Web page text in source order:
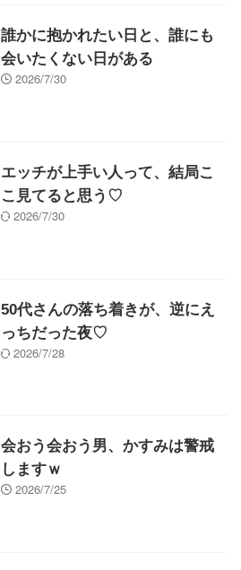
誰かに抱かれたい日と、誰にも
会いたくない日がある
2026/7/30
エッチが上手い人って、結局こ
こ見てると思う♡
2026/7/30
50代さんの落ち着きが、逆にえ
っちだった夜♡
2026/7/28
会おう会おう男、かすみは警戒
しますｗ
2026/7/25